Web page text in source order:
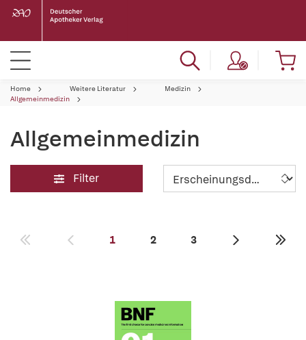
Home Weitere Literatur
Medizin
Allgemeinmedizin
Allgemeinmedizin
Filter
1 2 3